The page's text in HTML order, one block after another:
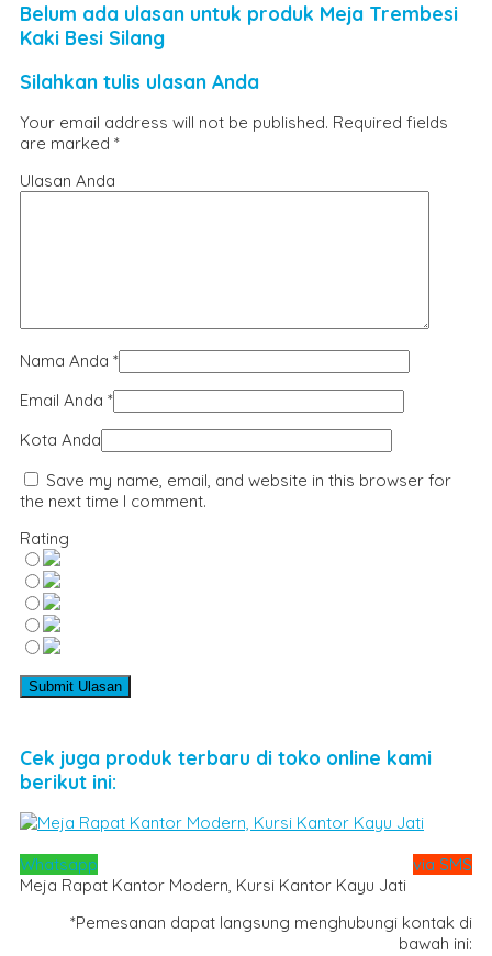
Belum ada ulasan untuk produk Meja Trembesi
Kaki Besi Silang
Silahkan tulis ulasan Anda
Your email address will not be published. Required fields
are marked *
Ulasan Anda
Nama Anda *
Email Anda *
Kota Anda
Save my name, email, and website in this browser for
the next time I comment.
Rating
Cek juga produk terbaru di toko online kami
berikut ini:
Whatsapp
via SMS
Meja Rapat Kantor Modern, Kursi Kantor Kayu Jati
*Pemesanan dapat langsung menghubungi kontak di
bawah ini: